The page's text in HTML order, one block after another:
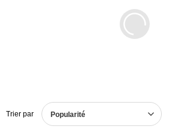
Trier par Popularité